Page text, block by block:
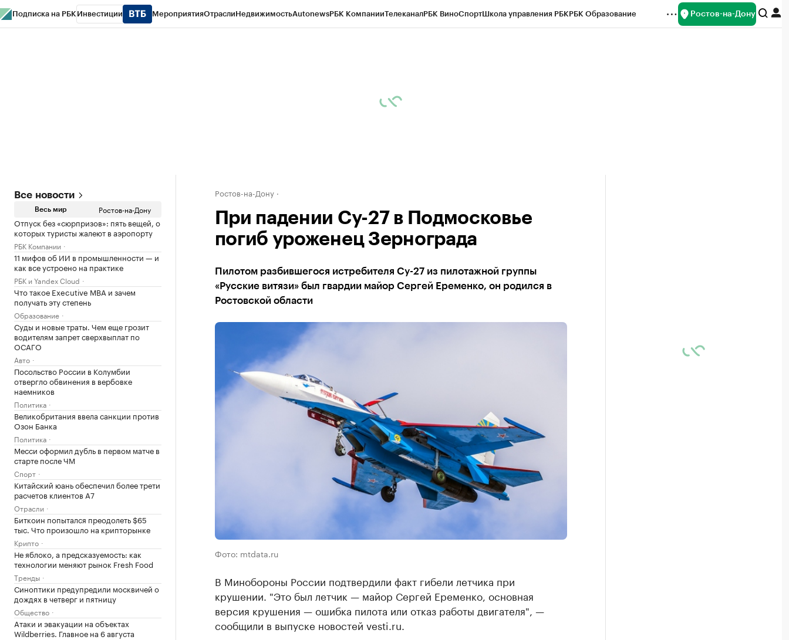
Подписка на РБК Инвестиции МероприятияОтраслиНедвижимостьAutonewsРБК КомпанииТелеканалРБК ВиноСпортШкола управления РБКРБК Образование Ростов-на-Дону
Все новости
Весь мир Ростов-на-Дону
Отпуск без «сюрпризов»: пять вещей, о
которых туристы жалеют в аэропорту
РБК Компании
11 мифов об ИИ в промышленности — и
как все устроено на практике
РБК и Yandex Cloud
Что такое Executive MBA и зачем
получать эту степень
Образование
Суды и новые траты. Чем еще грозит
водителям запрет сверхвыплат по
ОСАГО
Авто
Посольство России в Колумбии
отвергло обвинения в вербовке
наемников
Политика
Великобритания ввела санкции против
Озон Банка
Политика
Месси оформил дубль в первом матче в
старте после ЧМ
Спорт
Китайский юань обеспечил более трети
расчетов клиентов А7
Отрасли
Биткоин попытался преодолеть $65
тыс. Что произошло на крипторынке
Крипто
Не яблоко, а предсказуемость: как
технологии меняют рынок Fresh Food
Тренды
Синоптики предупредили москвичей о
дождях в четверг и пятницу
Общество
Атаки и эвакуации на объектах
Wildberries. Главное на 6 августа
Ростов-на-Дону
При падении Су-27 в Подмосковье
погиб уроженец Зернограда
Пилотом разбившегося истребителя Су-27 из пилотажной группы
«Русские витязи» был гвардии майор Сергей Еременко, он родился в
Ростовской области
Фото: mtdata.ru
В Минобороны России подтвердили факт гибели летчика при
крушении. "Это был летчик — майор Сергей Еременко, основная
версия крушения — ошибка пилота или отказ работы двигателя", —
сообщили в выпуске новостей vesti.ru.